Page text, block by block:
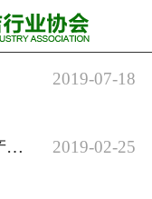
网站首页
2019-07-18
广西******农林废弃物热电联产项目成功并网发电 2019-02-25